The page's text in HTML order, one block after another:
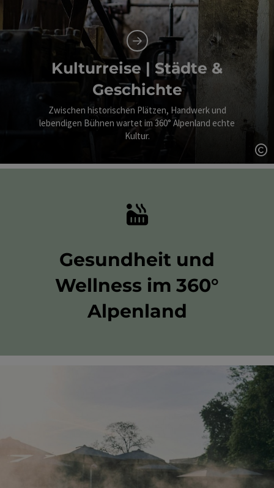
Kulturreise | Städte &
Geschichte
Zwischen historischen Plätzen, Handwerk und
lebendigen Bühnen wartet im 360° Alpenland echte
Kultur.
Gesundheit und
Wellness im 360°
Alpenland